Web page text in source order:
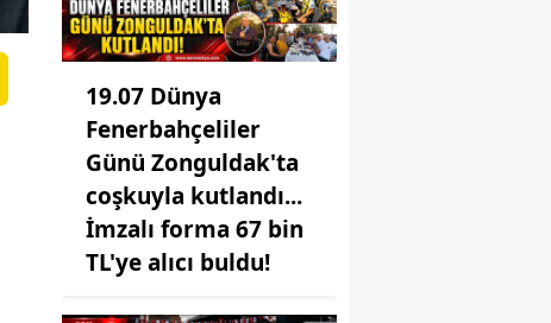
19.07 Dünya
Fenerbahçeliler
Günü Zonguldak'ta
coşkuyla kutlandı...
İmzalı forma 67 bin
TL'ye alıcı buldu!